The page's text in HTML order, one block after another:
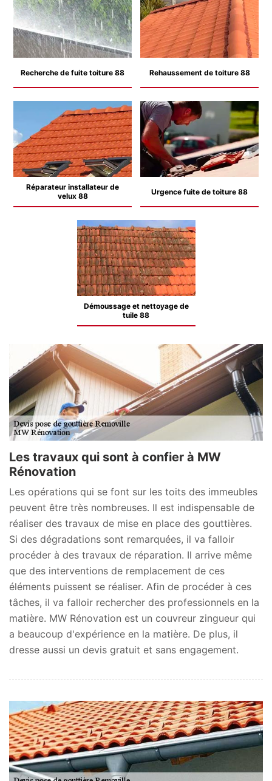
Recherche de fuite toiture 88 Rehaussement de toiture 88
Réparateur installateur de
velux 88
Urgence fuite de toiture 88
Démoussage et nettoyage de
tuile 88
Les travaux qui sont à confier à MW
Rénovation
Les opérations qui se font sur les toits des immeubles
peuvent être très nombreuses. Il est indispensable de
réaliser des travaux de mise en place des gouttières.
Si des dégradations sont remarquées, il va falloir
procéder à des travaux de réparation. Il arrive même
que des interventions de remplacement de ces
éléments puissent se réaliser. Afin de procéder à ces
tâches, il va falloir rechercher des professionnels en la
matière. MW Rénovation est un couvreur zingueur qui
a beaucoup d'expérience en la matière. De plus, il
dresse aussi un devis gratuit et sans engagement.